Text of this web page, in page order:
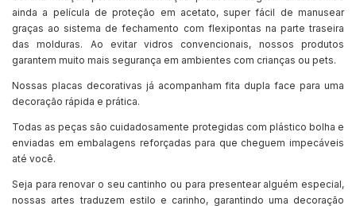
ainda a película de proteção em acetato, super fácil de manusear
graças ao sistema de fechamento com flexipontas na parte traseira
das molduras. Ao evitar vidros convencionais, nossos produtos
garantem muito mais segurança em ambientes com crianças ou pets.
Nossas placas decorativas já acompanham fita dupla face para uma
decoração rápida e prática.
Todas as peças são cuidadosamente protegidas com plástico bolha e
enviadas em embalagens reforçadas para que cheguem impecáveis
até você.
Seja para renovar o seu cantinho ou para presentear alguém especial,
nossas artes traduzem estilo e carinho, garantindo uma decoração